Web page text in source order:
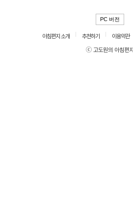
PC 버전
아침편지 소개 추천하기 이용약관
ⓒ 고도원의 아침편지